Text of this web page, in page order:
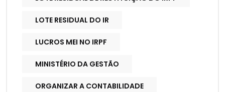
LOTE RESIDUAL DO IR
LUCROS MEI NO IRPF
MINISTÉRIO DA GESTÃO
ORGANIZAR A CONTABILIDADE